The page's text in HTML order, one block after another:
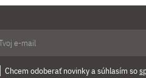
Chcem odoberať novinky a súhlasím so